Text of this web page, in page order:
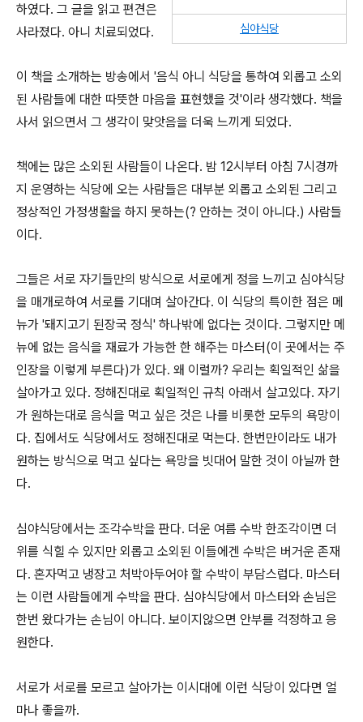
심야식당
하였다. 그 글을 읽고 편견은
사라졌다. 아니 치료되었다.
이 책을 소개하는 방송에서 '음식 아니 식당을 통하여 외롭고 소외
된 사람들에 대한 따뜻한 마음을 표현했을 것'이라 생각했다. 책을
사서 읽으면서 그 생각이 맞앗음을 더욱 느끼게 되었다.
책에는 많은 소외된 사람들이 나온다. 밤 12시부터 아침 7시경까
지 운영하는 식당에 오는 사람들은 대부분 외롭고 소외된 그리고
정상적인 가정생활을 하지 못하는(? 안하는 것이 아니다.) 사람들
이다.
그들은 서로 자기들만의 방식으로 서로에게 정을 느끼고 심야식당
을 매개로하여 서로를 기대며 살아간다. 이 식당의 특이한 점은 메
뉴가 '돼지고기 된장국 정식' 하나밖에 없다는 것이다. 그렇지만 메
뉴에 없는 음식을 재료가 가능한 한 해주는 마스터(이 곳에서는 주
인장을 이렇게 부른다)가 있다. 왜 이럴까? 우리는 획일적인 삶을
살아가고 있다. 정해진대로 획일적인 규칙 아래서 살고있다. 자기
가 원하는대로 음식을 먹고 싶은 것은 나를 비롯한 모두의 욕망이
다. 집에서도 식당에서도 정해진대로 먹는다. 한번만이라도 내가
원하는 방식으로 먹고 싶다는 욕망을 빗대어 말한 것이 아닐까 한
다.
심야식당에서는 조각수박을 판다. 더운 여름 수박 한조각이면 더
위를 식힐 수 있지만 외롭고 소외된 이들에겐 수박은 버거운 존재
다. 혼자먹고 냉장고 처박아두어야 할 수박이 부담스럽다. 마스터
는 이런 사람들에게 수박을 판다. 심야식당에서 마스터와 손님은
한번 왔다가는 손님이 아니다. 보이지않으면 안부를 걱정하고 응
원한다.
서로가 서로를 모르고 살아가는 이시대에 이런 식당이 있다면 얼
마나 좋을까.